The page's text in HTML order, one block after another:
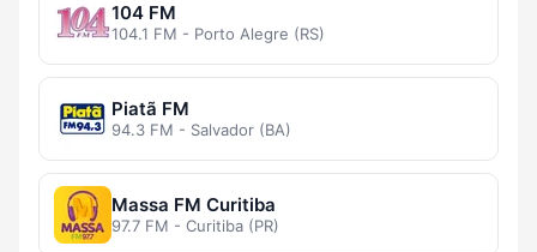
104 FM
104.1 FM - Porto Alegre (RS)
Piatã FM
94.3 FM - Salvador (BA)
Massa FM Curitiba
97.7 FM - Curitiba (PR)